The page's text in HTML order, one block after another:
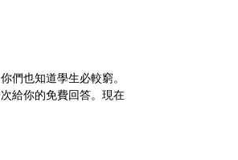
們也知道學生必較窮。
給你的免費回答。現在